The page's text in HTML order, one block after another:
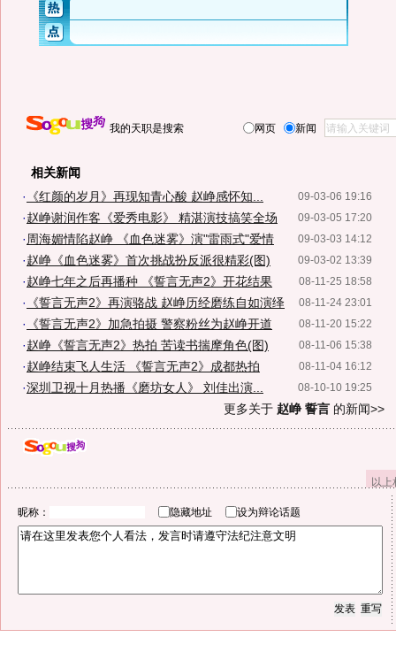
我的天职是搜索 网页 新闻
相关新闻
09-03-06 19:16
· 《红颜的岁月》再现知青心酸 赵峥感怀知...
09-03-05 17:20
·赵峥谢润作客《爱秀电影》 精湛演技搞笑全场
09-03-03 14:12
· 周海媚情陷赵峥 《血色迷雾》演"雷雨式"爱情
09-03-02 13:39
·赵峥《血色迷雾》首次挑战扮反派很精彩(图)
08-11-25 18:58
·赵峥七年之后再播种 《誓言无声2》开花结果
08-11-24 23:01
· 《誓言无声2》再演骆战 赵峥历经磨练自如演绎
08-11-20 15:22
· 《誓言无声2》加急拍摄 警察粉丝为赵峥开道
08-11-06 15:38
·赵峥《誓言无声2》热拍 苦读书揣摩角色(图)
08-11-04 16:12
·赵峥结束飞人生活 《誓言无声2》成都热拍
08-10-10 19:25
·深圳卫视十月热播《磨坊女人》 刘佳出演...
更多关于 赵峥 誓言 的新闻>>
以
昵称： 隐藏地址 设为辩论话题